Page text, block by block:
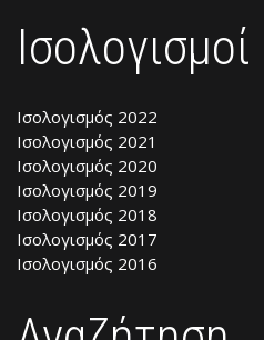
Ισολογισμοί
Ισολογισμός 2022
Ισολογισμός 2021
Ισολογισμός 2020
Ισολογισμός 2019
Ισολογισμός 2018
Ισολογισμός 2017
Ισολογισμός 2016